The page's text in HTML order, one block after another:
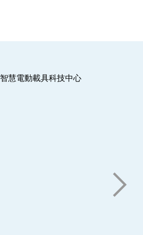
智慧電動載具科技中心